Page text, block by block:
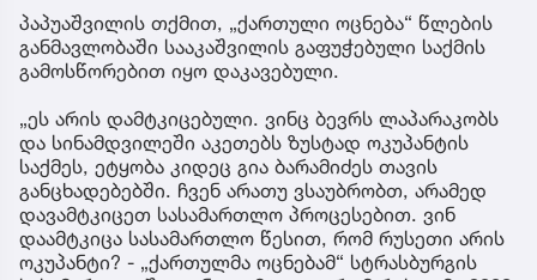
პაპუაშვილის თქმით, „ქართული ოცნება“ წლების
განმავლობაში სააკაშვილის გაფუჭებული საქმის
გამოსწორებით იყო დაკავებული.
„ეს არის დამტკიცებული. ვინც ბევრს ლაპარაკობს
და სინამდვილეში აკეთებს ზუსტად ოკუპანტის
საქმეს, ეტყობა კიდეც გია ბარამიძეს თავის
განცხადებებში. ჩვენ არათუ ვსაუბრობთ, არამედ
დავამტკიცეთ სასამართლო პროცესებით. ვინ
დაამტკიცა სასამართლო წესით, რომ რუსეთი არის
ოკუპანტი? - „ქართულმა ოცნებამ“ სტრასბურგის